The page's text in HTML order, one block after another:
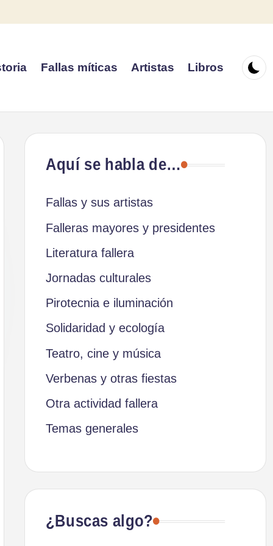
Fallas míticas Artistas Libros
Aquí se habla de…
Fallas y sus artistas
Falleras mayores y presidentes
Literatura fallera
Jornadas culturales
Pirotecnia e iluminación
Solidaridad y ecología
Teatro, cine y música
Verbenas y otras fiestas
Otra actividad fallera
Temas generales
¿Buscas algo?